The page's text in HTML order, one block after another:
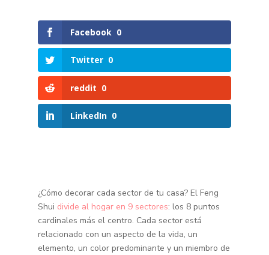
Facebook 0
Twitter 0
reddit 0
LinkedIn 0
¿Cómo decorar cada sector de tu casa? El Feng
Shui divide al hogar en 9 sectores: los 8 puntos
cardinales más el centro. Cada sector está
relacionado con un aspecto de la vida, un
elemento, un color predominante y un miembro de